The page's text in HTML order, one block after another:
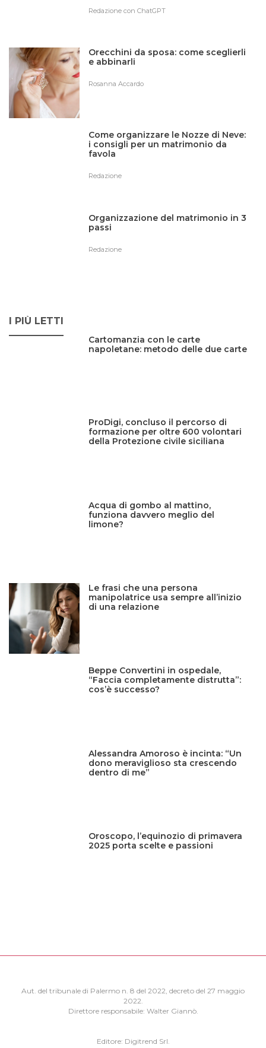
Redazione con ChatGPT
Orecchini da sposa: come sceglierli
e abbinarli
Rosanna Accardo
Come organizzare le Nozze di Neve:
i consigli per un matrimonio da
favola
Redazione
Organizzazione del matrimonio in 3
passi
Redazione
I PIÙ LETTI
Cartomanzia con le carte
napoletane: metodo delle due carte
ProDigi, concluso il percorso di
formazione per oltre 600 volontari
della Protezione civile siciliana
Acqua di gombo al mattino,
funziona davvero meglio del
limone?
Le frasi che una persona
manipolatrice usa sempre all’inizio
di una relazione
Beppe Convertini in ospedale,
“Faccia completamente distrutta”:
cos’è successo?
Alessandra Amoroso è incinta: “Un
dono meraviglioso sta crescendo
dentro di me”
Oroscopo, l’equinozio di primavera
2025 porta scelte e passioni
Aut. del tribunale di Palermo n. 8 del 2022, decreto del 27 maggio
2022.
Direttore responsabile: Walter Giannò.
Editore: Digitrend Srl.